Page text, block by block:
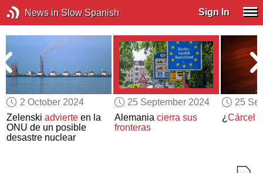
News in Slow Spanish Sign In
2 October 2024
Zelenskiadvierte en la
ONU de un posible
desastre nuclear
25 September 2024
Alemania cierra sus
fronteras
25
¿Cárcel